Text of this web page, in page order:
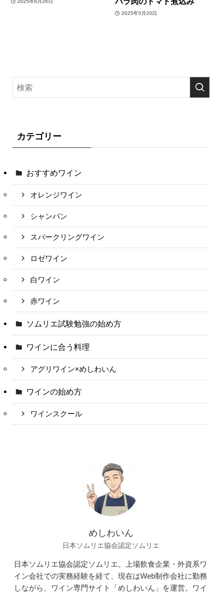
2025年6月26日
2025年5月20日
カテゴリー
おすすめワイン
オレンジワイン
シャンパン
スパークリングワイン
ロゼワイン
白ワイン
赤ワイン
ソムリエ試験勉強の始め方
ワインに合う料理
アグリワイン×めしわいん
ワインの始め方
ワインスクール
めしわいん
日本ソムリエ協会認定ソムリエ
日本ソムリエ協会認定ソムリエ。上場飲食企業・外資系ワ
イン会社での実務経験を経て、現在はWeb制作会社に勤務
しながら、ワイン専門サイト「めしわいん」を運営。ワイ